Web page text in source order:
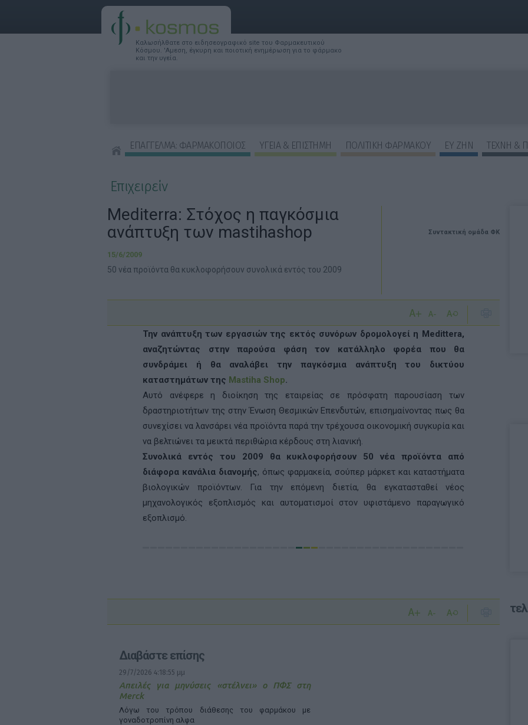
Καλωσήλθατε στο ειδησεογραφικό site του Φαρμακευτικού
Κόσμου. 'Αμεση, έγκυρη και ποιοτική ενημέρωση για το φάρμακο
και την υγεία.
ΕΠΑΓΓΕΛΜΑ: ΦΑΡΜΑΚΟΠΟΙΟΣ ΥΓΕΙΑ & ΕΠΙΣΤΗΜΗ ΠΟΛΙΤΙΚΗ ΦΑΡΜΑΚΟΥ ΕΥ ΖΗΝ
ΤΕΧΝΗ &
Επιχειρείν
Συντακτική ομάδα ΦΚ
Mediterra: Στόχος η παγκόσμια
ανάπτυξη των mastihashop
15/6/2009
50 νέα προϊόντα θα κυκλοφορήσουν συνολικά εντός του 2009
Την ανάπτυξη των εργασιών της εκτός συνόρων δρομολογεί η Medittera,
αναζητώντας στην παρούσα φάση τον κατάλληλο φορέα που θα
συνδράμει ή θα αναλάβει την παγκόσμια ανάπτυξη του δικτύου
καταστημάτων της Mastiha Shop.
Αυτό ανέφερε η διοίκηση της εταιρείας σε πρόσφατη παρουσίαση των
δραστηριοτήτων της στην Ένωση Θεσμικών Επενδυτών, επισημαίνοντας πως θα
συνεχίσει να λανσάρει νέα προϊόντα παρά την τρέχουσα οικονομική συγκυρία και
να βελτιώνει τα μεικτά περιθώρια κέρδους στη λιανική.
Συνολικά εντός του 2009 θα κυκλοφορήσουν 50 νέα προϊόντα από
διάφορα κανάλια διανομής, όπως φαρμακεία, σούπερ μάρκετ και καταστήματα
βιολογικών προϊόντων. Για την επόμενη διετία, θα εγκατασταθεί νέος
μηχανολογικός εξοπλισμός και αυτοματισμοί στον υφιστάμενο παραγωγικό
εξοπλισμό.
Διαβάστε επίσης
29/7/2026 4:18:55 μμ
Απειλές για μηνύσεις «στέλνει» ο ΠΦΣ στη
Merck
Λόγω του τρόπου διάθεσης του φαρμάκου με
γοναδοτροπίνη αλφα